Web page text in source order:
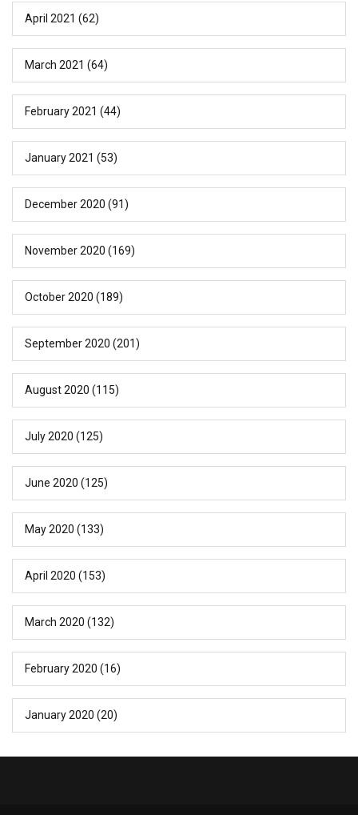
April 2021 (62)
March 2021 (64)
February 2021 (44)
January 2021 (53)
December 2020 (91)
November 2020 (169)
October 2020 (189)
September 2020 (201)
August 2020 (115)
July 2020 (125)
June 2020 (125)
May 2020 (133)
April 2020 (153)
March 2020 (132)
February 2020 (16)
January 2020 (20)